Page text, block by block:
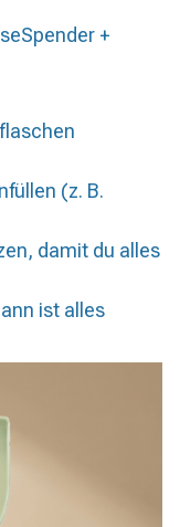
+
(z. B.
damit du alles
ist alles